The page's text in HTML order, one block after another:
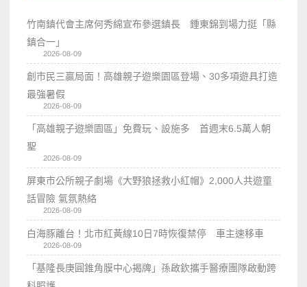
竹南鎮代會主席何秀綿宣布參選鎮長 鍾東錦到場力挺「縣
鎮合一」
2026-08-09
創市民三贏局面！高雄親子遊樂園區登場、30多項遊具打造
最強暑假
2026-08-09
「高雄親子遊樂園區」免費玩、設施多 首週末6.5萬人朝
聖
2026-08-09
屏東市公所親子劇場《大野狼拯救小紅帽》2,000人共遊童
話冒險 氣氛熱絡
2026-08-09
白海豚離台！北市紅黃線10日7時恢復禁停 車主速移車
2026-08-09
「基隆長庚圓錐角膜中心揭牌」孫啟欽攜手醫療團隊啟動跨